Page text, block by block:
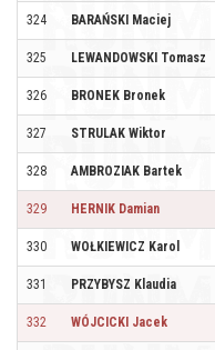
324 BARAŃSKI Maciej
325 LEWANDOWSKI Tomasz
326 BRONEK Bronek
327 STRULAK Wiktor
328 AMBROZIAK Bartek
329 HERNIK Damian
330 WOŁKIEWICZ Karol
331 PRZYBYSZ Klaudia
332 WÓJCICKI Jacek